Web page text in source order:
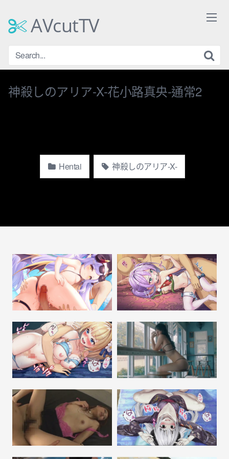
contentAVcutTV
神殺しのアリア-X-花小路真央-通常2
Hentai 神殺しのアリア-X-